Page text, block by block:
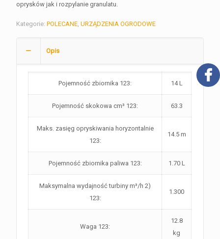
oprysków jak i rozpylanie granulatu.
Kategorie: POLECANE, URZĄDZENIA OGRODOWE
Opis
Pojemność zbiornika 123: 14 L
Pojemność skokowa cm³ 123: 63.3
Maks. zasięg opryskiwania horyzontalnie
123:
14.5 m
Pojemność zbiornika paliwa 123: 1.70 L
Maksymalna wydajność turbiny m³/h 2)
123:
1.300
Waga 123:
12.8
kg